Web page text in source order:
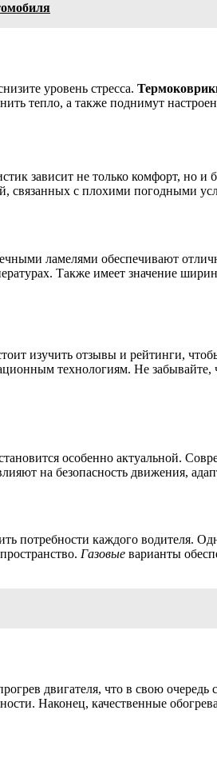
уровень стресса.
тепло, а также поднимут
зависит не только комфорт, но и
связанных с плохими погодными
ламелями обеспечивают
Также имеет значение
изучить отзывы и рейтинги,
технологиям. Не забывайте,
особенно актуальной.
на безопасность движения,
потребности каждого водителя.
Газовые варианты
двигателя, что в свою
Наконец, качественные